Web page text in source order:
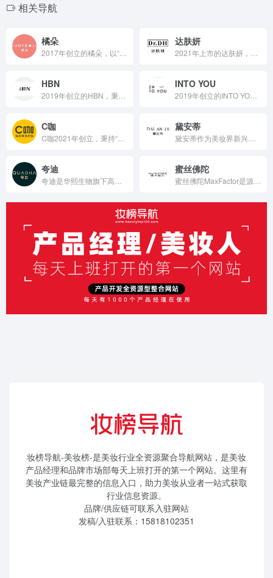
相关导航
橘朵 达肤妍
HBN INTO YOU
C咖 黛安蒂
夸迪 蜜丝佛陀
妆榜导航-美妆榜-是美妆行业全资源聚合导航网站，是美妆
产品经理和品牌市场部每天上班打开的第一个网站。这里有
美妆产业链最完整的信息入口，助力美妆从业者一站式获取
行业信息资源。
品牌/供应链可联系入驻网站
发稿/入驻联系：15818102351